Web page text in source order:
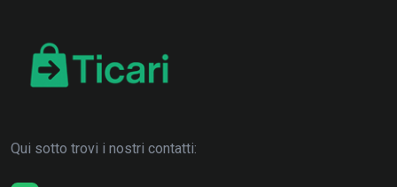
Qui sotto trovi i nostri contatti: